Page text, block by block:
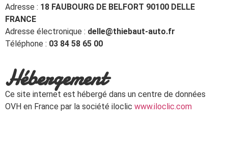
Adresse : 18 FAUBOURG DE BELFORT 90100 DELLE
FRANCE
Adresse électronique : delle@thiebaut-auto.fr
Téléphone : 03 84 58 65 00
Hébergement
Ce site internet est hébergé dans un centre de données
OVH en France par la société iloclic www.iloclic.com